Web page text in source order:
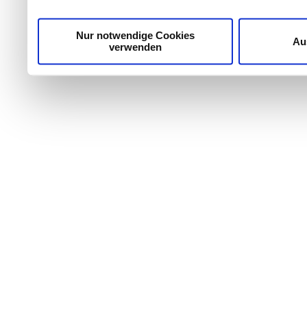
Dienste gesammelt haben.
Nur notwendige Cookies
verwenden